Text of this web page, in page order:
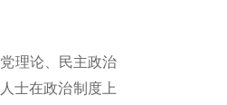
理论、民主政治
士在政治制度上